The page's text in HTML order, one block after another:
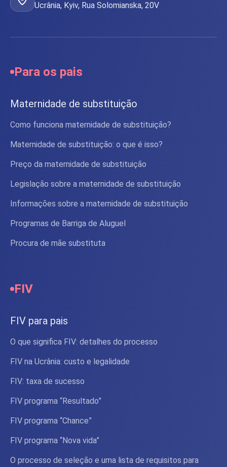
Ucrânia, Kyiv, Rua Solomianska, 20V
Para os pais
Maternidade de substituição
Como funciona maternidade de substituição?
Maternidade de substituição: o que é isso?
Preço da maternidade de substituição
Legislação sobre a maternidade de substituição
Informações sobre a maternidade de substituição
Programas de Barriga de Aluguel
Procura de mãe substituta
FIV
FIV para pais
O que significa FIV: detalhes do processo
FIV na Ucrânia: custo e legalidade
FIV: taxa de sucesso
FIV programa “Resultado”
FIV programa “Chance”
FIV programa “Nova vida”
O processo de seleção e uma lista de requisitos para